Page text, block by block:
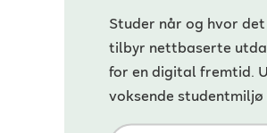
Studer når og hvor
tilbyr nettbaserte
for en digital fremtid.
voksende